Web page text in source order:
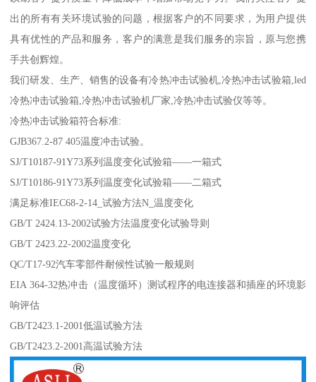
出的所有有关环境试验的问题，根据客户的不同要求，为用户提供
具有优性的产品和服务，客户的满意是我们服务的宗旨，原与您携
手共创辉煌。
我们研发、生产、销售的设备有冷热冲击试验机,冷热冲击试验箱,led
冷热冲击试验箱,冷热冲击试验机厂家,冷热冲击试验仪等等。
冷热冲击试验箱符合标准:
GJB367.2-87 405温度冲击试验。
SJ/T10187-91Y73系列温度变化试验箱——一箱式
SJ/T10186-91Y73系列温度变化试验箱——二箱式
满足标准IEC68-2-14_试验方法N_温度变化
GB/T 2424.13-2002试验方法温度变化试验导则
GB/T 2423.22-2002温度变化
QC/T17-92汽车零部件耐候性试验一般规则
EIA 364-32热冲击（温度循环）测试程序的电连接器和插座的环境影
响评估
GB/T2423.1-2001低温试验方法
GB/T2423.2-2001高温试验方法